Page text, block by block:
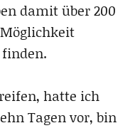
damit über 200
hatte ich
Tagen vor, bin